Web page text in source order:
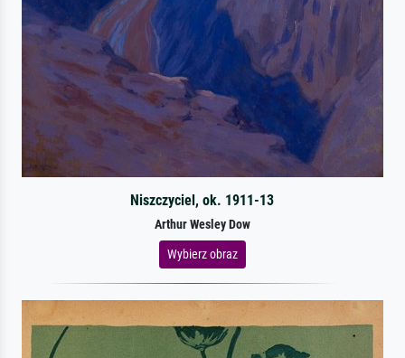
Niszczyciel, ok. 1911-13
Arthur Wesley Dow
Wybierz obraz